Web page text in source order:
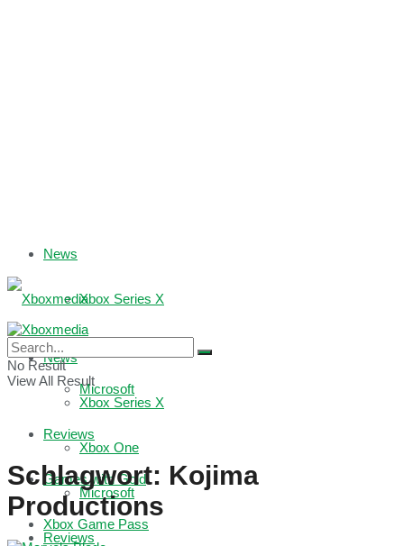
News
Xbox Series X
Microsoft
Reviews
Games with Gold
Xbox Game Pass
News
Xbox Series X
Xbox One
Microsoft
Reviews
No Result
View All Result
Schlagwort: Kojima
Productions